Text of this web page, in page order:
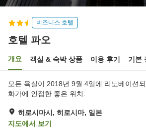
비즈니스 호텔
호텔 파오
개요 객실 & 숙박 상품 이용 후기 기본
모든 욕실이 2018년 9월 4일에 리노베이션
화가에 인접한 좋은 위치.
히로시마시, 히로시마, 일본
지도에서 보기